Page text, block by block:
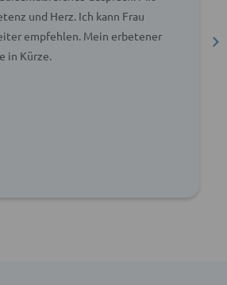
und Herz. Ich kann Frau
empfehlen. Mein erbetener
in Kürze.